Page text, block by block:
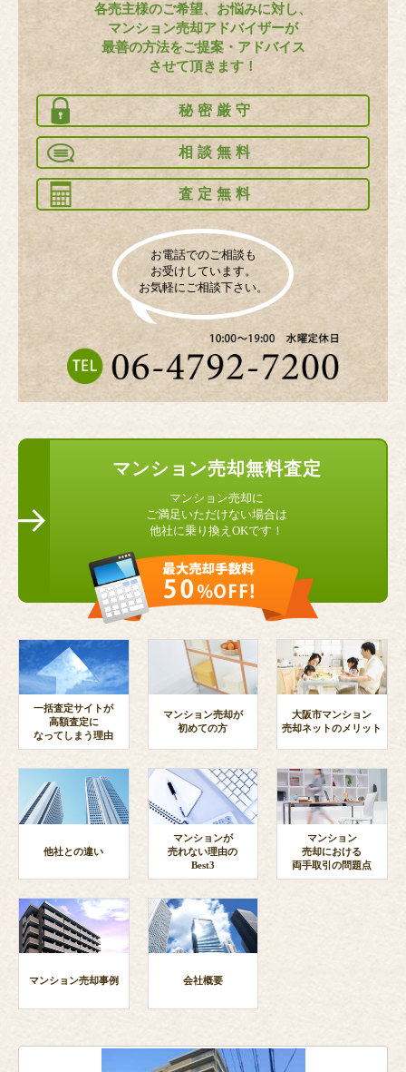
各売主様のご希望、お悩みに対し、
マンション売却アドバイザーが
最善の方法をご提案・アドバイス
させて頂きます！
秘密厳守
相談無料
査定無料
お電話でのご相談も
お受けしています。
お気軽にご相談下さい。
マンション売却無料査定
マンション売却に
ご満足いただけない場合は
他社に乗り換えOKです！
一括査定サイトが
高額査定に
なってしまう理由
マンション売却が
初めての方
大阪市マンション
売却ネットのメリット
他社との違い
マンションが
売れない理由の
Best3
マンション
売却における
両手取引の問題点
マンション売却事例 会社概要